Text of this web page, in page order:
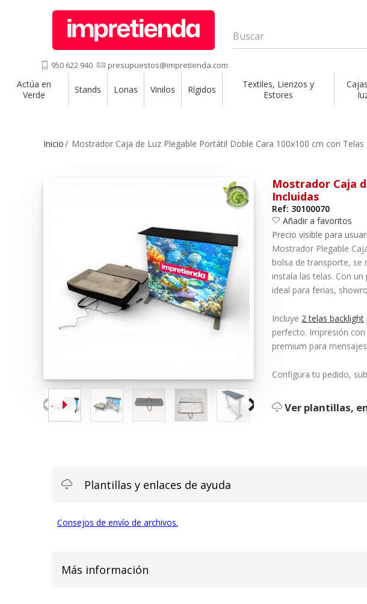
950 622 940 presupuestos@impretienda.com
Actúa en
Verde
Stands Lonas Vinilos Rígidos
Textiles, Lienzos y
Estores
Inicio Mostrador Caja de Luz Plegable Portátil Doble Cara 100x100 cm con Telas
Mostrador Caja
Incluidas
Ref: 30100070
Añadir a favoritos
Precio visible para
Mostrador Plegable
bolsa de transporte, se
instala las telas. Con
ideal para ferias,
Incluye 2 telas backlight
perfecto. Impresión con
premium para
Configura tu pedido,
Ver plantillas,
Plantillas y enlaces de ayuda
Consejos de envío de archivos.
Más información